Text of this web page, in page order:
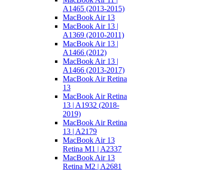
A1465 (2013-2015)
MacBook Air 13
MacBook Air 13 |
A1369 (2010-2011)
MacBook Air 13 |
A1466 (2012)
MacBook Air 13 |
A1466 (2013-2017)
MacBook Air Retina
13
MacBook Air Retina
13 | A1932 (2018-
2019)
MacBook Air Retina
13 | A2179
MacBook Air 13
Retina M1 | A2337
MacBook Air 13
Retina M2 | A2681